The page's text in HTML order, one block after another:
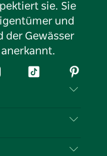
sie. Sie
und
der Gewässer
anerkannt.
TikTok